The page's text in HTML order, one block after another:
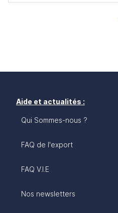
Aide et actualités :
Qui Sommes-nous ?
FAQ de l'export
FAQ V.I.E
Nos newsletters